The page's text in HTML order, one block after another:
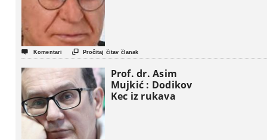
 Komentari  Pročitaj čitav članak
Prof. dr. Asim
Mujkić : Dodikov
Kec iz rukava